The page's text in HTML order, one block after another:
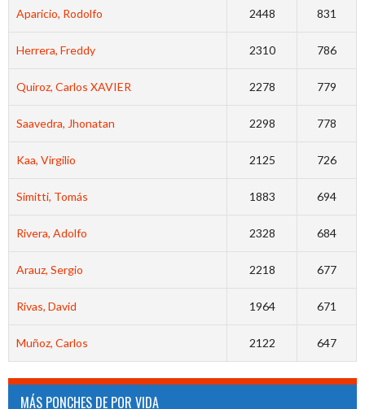
Aparicio, Rodolfo 2448 831
Herrera, Freddy 2310 786
Quiroz, Carlos XAVIER 2278 779
Saavedra, Jhonatan 2298 778
Kaa, Virgilio 2125 726
Simitti, Tomás 1883 694
Rivera, Adolfo 2328 684
Arauz, Sergio 2218 677
Rivas, David 1964 671
Muñoz, Carlos 2122 647
MÁS PONCHES DE POR VIDA